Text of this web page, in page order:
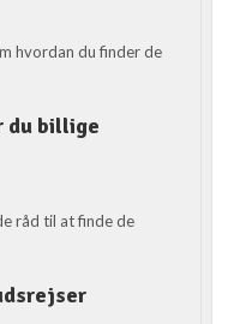
hvordan du finder de
du billige
råd til at finde de